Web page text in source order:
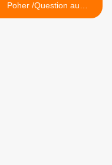
Poher /Question au
gouvernement: RSA et